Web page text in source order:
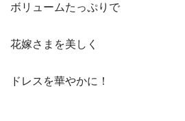
ボリュームたっぷりで
花嫁さまを美しく
ドレスを華やかに！